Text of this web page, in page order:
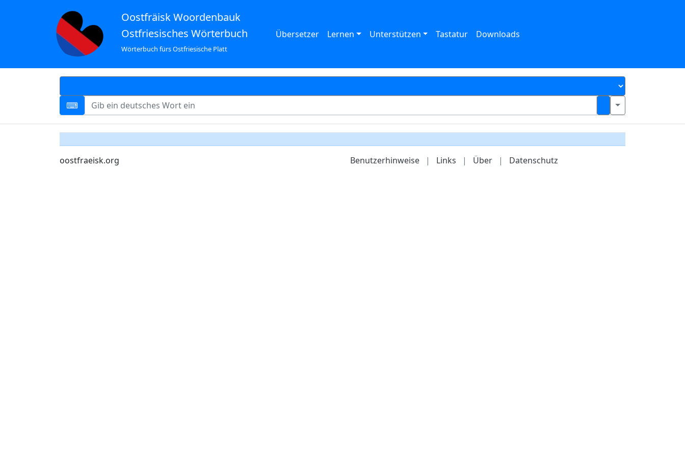
Oostfräisk Woordenbauk
Ostfriesisches Wörterbuch
Wörterbuch fürs Ostfriesische Platt
Übersetzer Lernen Unterstützen Tastatur Downloads
oostfraeisk.org Benutzerhinweise | Links | Über | Datenschutz